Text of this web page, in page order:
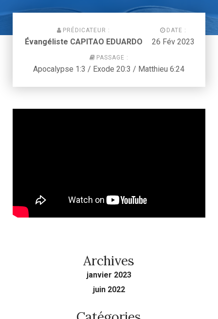
PRÉDICATEUR :
Évangéliste CAPITAO EDUARDO
DATE :
26 Fév 2023
PASSAGE :
Apocalypse 1:3 / Exode 20:3 / Matthieu 6:24
Archives
janvier 2023
juin 2022